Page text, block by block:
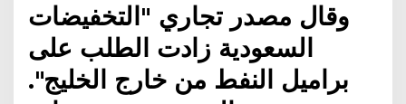
وقال مصدر تجاري "التخفيضات
السعودية زادت الطلب على
براميل النفط من خارج الخليج".